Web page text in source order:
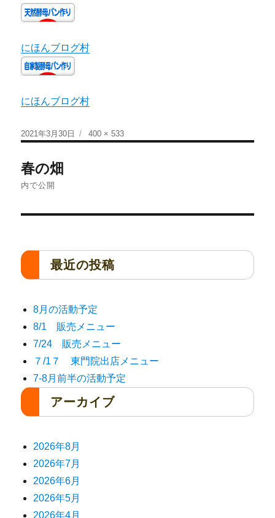
にほんブログ村
にほんブログ村
2021年3月30日 400 × 533
春の畑
内で公開
最近の投稿
8月の活動予定
8/1 販売メニュー
7/24 販売メニュー
７/1７ 東門院出店メニュー
7-8月前半の活動予定
アーカイブ
2026年8月
2026年7月
2026年6月
2026年5月
2026年4月